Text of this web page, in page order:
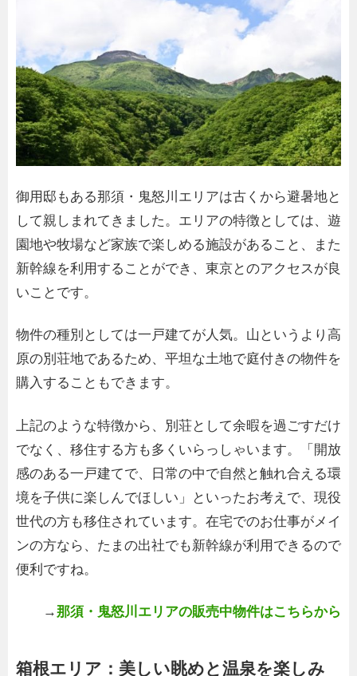
御用邸もある那須・鬼怒川エリアは古くから避暑地と
して親しまれてきました。エリアの特徴としては、遊
園地や牧場など家族で楽しめる施設があること、また
新幹線を利用することができ、東京とのアクセスが良
いことです。
物件の種別としては一戸建てが人気。山というより高
原の別荘地であるため、平坦な土地で庭付きの物件を
購入することもできます。
上記のような特徴から、別荘として余暇を過ごすだけ
でなく、移住する方も多くいらっしゃいます。「開放
感のある一戸建てで、日常の中で自然と触れ合える環
境を子供に楽しんでほしい」といったお考えで、現役
世代の方も移住されています。在宅でのお仕事がメイ
ンの方なら、たまの出社でも新幹線が利用できるので
便利ですね。
→那須・鬼怒川エリアの販売中物件はこちらから
箱根エリア：美しい眺めと温泉を楽しみ